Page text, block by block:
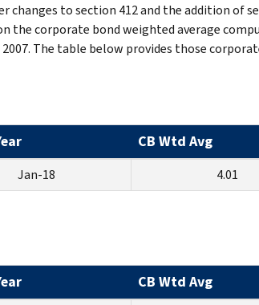
changes to section 412 and the addition of
the corporate bond weighted average
The table below provides those
CB Wtd Avg
Jan-18 4.01
CB Wtd Avg